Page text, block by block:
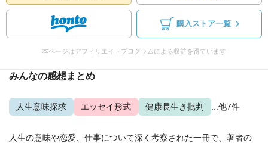
購入ストア一覧
本ページはアフィリエイトプログラムによる収益を得ています
みんなの感想まとめ
人生意味探求 エッセイ形式 健康長生き批判 ...他7件
人生の意味や恋愛、仕事について深く考察された一冊で、著者の